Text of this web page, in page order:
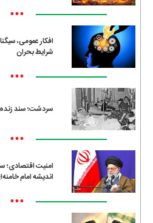
•••
افکار عمومی،
شرایط بحران
•••
سردشت؛ سند زنده
•••
امنیت اقتصادی؛
اندیشه امام
•••